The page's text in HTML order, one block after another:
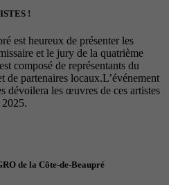
!
est heureux de présenter les
et le jury de la quatrième
composé de représentants du
de partenaires locaux.L’événement
dévoilera les œuvres de ces artistes
de la Côte-de-Beaupré